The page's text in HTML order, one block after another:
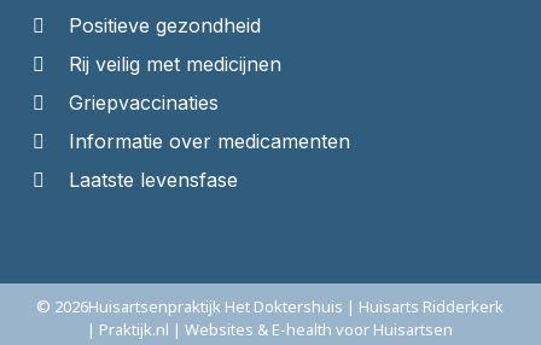
Positieve gezondheid
Rij veilig met medicijnen
Griepvaccinaties
Informatie over medicamenten
Laatste levensfase
© 2026Huisartsenpraktijk Het Doktershuis | Huisarts Ridderkerk
| Praktijk.nl | Websites & E-health voor Huisartsen